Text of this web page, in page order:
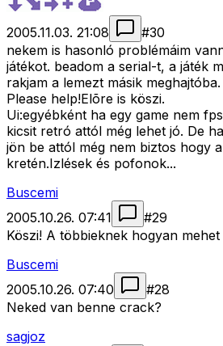
2005.11.03. 21:08 #30
nekem is hasonló problémáim
játékot. beadom a serial-t, a játék
rakjam a lemezt másik
Please help!Elõre is köszi.
Ui:egyébként ha egy game nem
kicsit retró attól még lehet jó. De
jön be attól még nem biztos hogy
kretén.Izlések és pofonok...
Buscemi
2005.10.26. 07:41
#29
Köszi! A többieknek hogyan mehet
Buscemi
2005.10.26. 07:40
#28
Neked van benne crack?
sagjoz